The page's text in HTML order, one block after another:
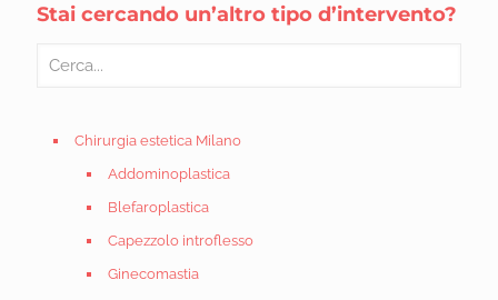
Stai cercando un’altro tipo d’intervento?
Chirurgia estetica Milano
Addominoplastica
Blefaroplastica
Capezzolo introflesso
Ginecomastia